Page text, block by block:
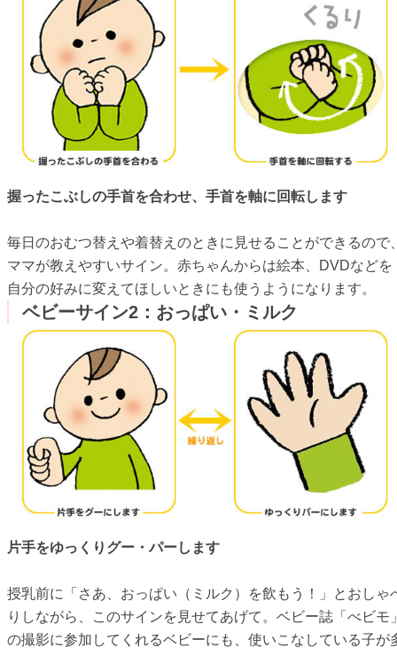
握ったこぶしの手首を合わせ、手首を軸に回転します
毎日のおむつ替えや着替えのときに見せることができるので
ママが教えやすいサイン。赤ちゃんからは絵本、DVDなどを
自分の好みに変えてほしいときにも使うようになります。
ベビーサイン2：おっぱい・ミルク
片手をゆっくりグー・パーします
授乳前に「さあ、おっぱい（ミルク）を飲もう！」とおしゃ
りしながら、このサインを見せてあげて。ベビー誌「べビモ
の撮影に参加してくれるベビーにも、使いこなしている子が